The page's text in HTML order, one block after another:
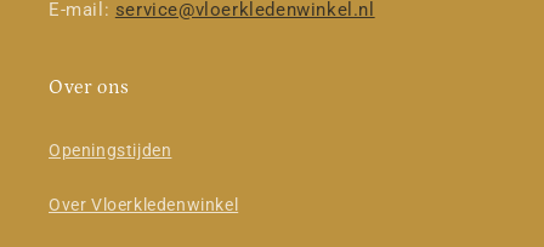
E-mail: service@vloerkledenwinkel.nl
Over ons
Openingstijden
Over Vloerkledenwinkel